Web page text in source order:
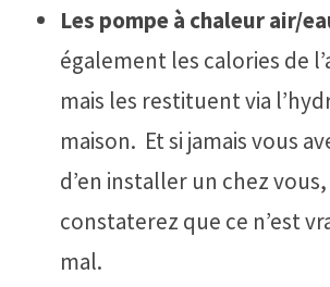
Les pompe à chaleur air/
également les calories de
mais les restituent via
maison. ‍ Et si jamais vous
d’en installer un chez
constaterez que ce n’est
mal.